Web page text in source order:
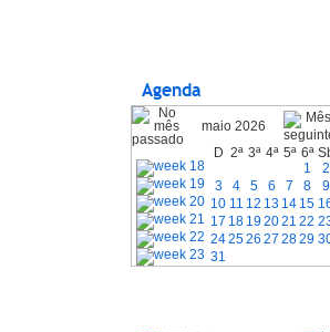
Agenda
maio 2026
D 2ª 3ª 4ª 5ª 6ª
1
2
3
4 5 6 7 8
9
10 11 12 13 14 15
17 18 192021 22
242526 27 2829
31